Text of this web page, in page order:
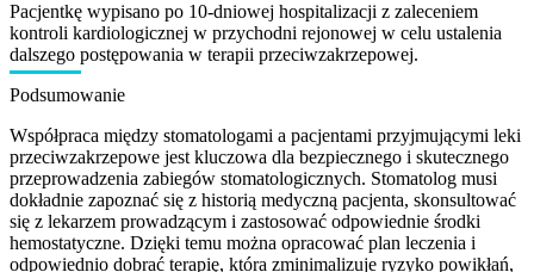
Pacjentkę wypisano po 10-dniowej hospitalizacji z zaleceniem
kontroli kardiologicznej w przychodni rejonowej w celu ustalenia
dalszego postępowania w terapii przeciwzakrzepowej.
Podsumowanie
Współpraca między stomatologami a pacjentami przyjmującymi leki
przeciwzakrzepowe jest kluczowa dla bezpiecznego i skutecznego
przeprowadzenia zabiegów stomatologicznych. Stomatolog musi
dokładnie zapoznać się z historią medyczną pacjenta, skonsultować
się z lekarzem prowadzącym i zastosować odpowiednie środki
hemostatyczne. Dzięki temu można opracować plan leczenia i
odpowiednio dobrać terapię, która zminimalizuje ryzyko powikłań,